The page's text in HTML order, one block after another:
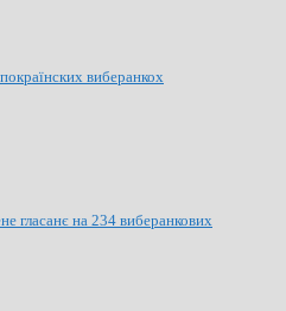
виберанкох
гласанє на 234 виберанкових